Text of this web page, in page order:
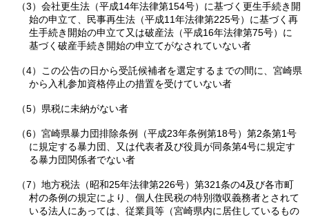
（3）会社更生法（平成14年法律第154号）に基づく更生手続き開
始の申立て、民事再生法（平成11年法律第225号）に基づく再
生手続き開始の申立て又は破産法（平成16年法律第75号）に
基づく破産手続き開始の申立てがなされていない者
（4）この公告の日から受託候補者を選定するまでの間に、宮崎県
から入札参加資格停止の措置を受けていない者
（5）県税に未納がない者
（6）宮崎県暴力団排除条例（平成23年条例第18号）第2条第1号
に規定する暴力団、又は代表者及び役員が同条第4号に規定す
る暴力団関係者でない者
（7）地方税法（昭和25年法律第226号）第321条の4及び各市町
村の条例の規定により、個人住民税の特別徴収義務者とされて
いる法人にあっては、従業員等（宮崎県内に居住しているもの